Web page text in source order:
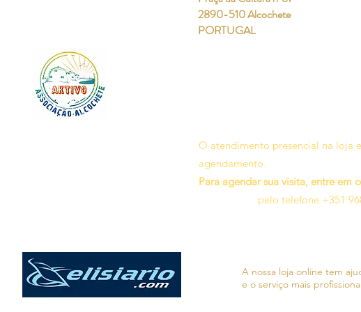
2890-510 Alcochete
PORTUGAL
O atendimento presencial na loja
agendamento.
Para agendar sua visita, entre em
pelo telefone +351
A nossa loja online tem
e o serviço mais